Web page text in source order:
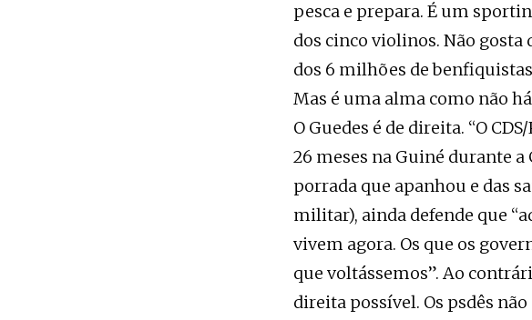
pesca e prepara. É um
dos cinco violinos. Não
dos 6 milhões de
Mas é uma alma como não
O Guedes é de direita. “O
26 meses na Guiné durante
porrada que apanhou e das
militar), ainda defende que
vivem agora. Os que os
que voltássemos”. Ao
direita possível. Os psdês